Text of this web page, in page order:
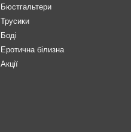
Бюстгальтери
Трусики
Боді
Еротична білизна
Акції